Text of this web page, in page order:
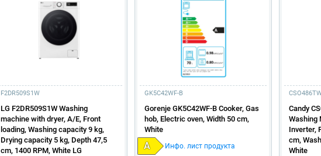
F2DR509S1W
LG F2DR509S1W Washing
machine with dryer, A/E, Front
loading, Washing capacity 9 kg,
Drying capacity 5 kg, Depth 47,5
cm, 1400 RPM, White LG
GK5C42WF-B
Gorenje GK5C42WF-B Cooker, Gas
hob, Electric oven, Width 50 cm,
White
A Инфо. лист продукта
Candy
Washing
Inverter,
cm,
White